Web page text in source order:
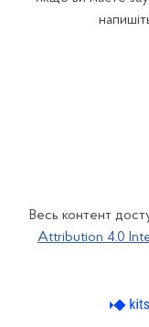
Весь контент
Attribution 4.0